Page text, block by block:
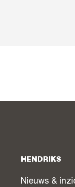
HENDRIKS
Nieuws &